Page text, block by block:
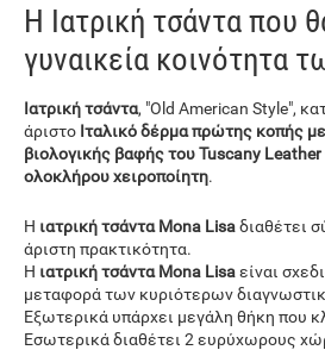
Η Ιατρική τσάντα που
γυναικεία κοινότητα
Ιατρική τσάντα, "Old American Style",
άριστο Ιταλικό δέρμα πρώτης κοπής
βιολογικής βαφής του Tuscany Leather
ολοκλήρου χειροποίητη.
Η ιατρική τσάντα Mona Lisaδιαθέτει
άριστη πρακτικότητα.
Η ιατρική τσάντα Mona Lisaείναι
μεταφορά των κυριότερων
Εξωτερικά υπάρχει μεγάλη θήκη που
Εσωτερικά διαθέτει 2 ευρύχωρους